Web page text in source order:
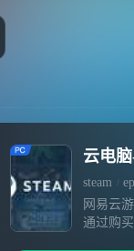
云电
steam
网易云
通过购